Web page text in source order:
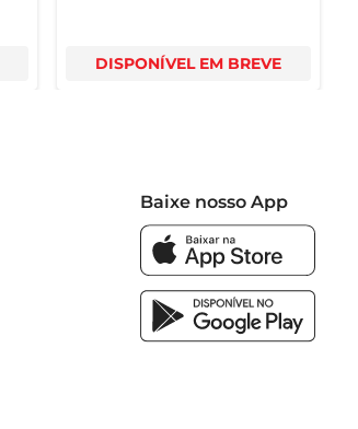
DISPONÍVEL EM BREVE
Baixe nosso App